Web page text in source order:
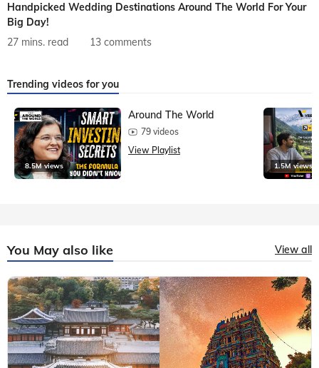
Handpicked Wedding Destinations Around The World For Your
Big Day!
27 mins. read
13 comments
Trending videos for you
8.5M views
Around The World
79 videos
View Playlist
1.5M views
You May also like View all